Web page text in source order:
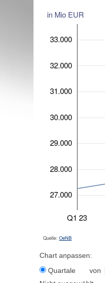
in Mio EUR
Q1 23
27.000
28.000
29.000
30.000
31.000
32.000
33.000
Quelle:OeNB
Chart anpassen:
Quartale
von